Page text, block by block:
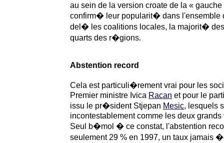
au sein de la version croate de la «
confirm� leur popularit� dans l'ensemble
del� les coalitions locales, la majorit�
quarts des r�gions.
Abstention record
Cela est particuli�rement vrai pour les
Premier ministre Ivica Racan et pour le
issu le pr�sident Stjepan Mesic, lesquels
incontestablement comme les deux
Seul b�mol � ce constat, l'abstention
seulement 29 % en 1997, un taux jamais